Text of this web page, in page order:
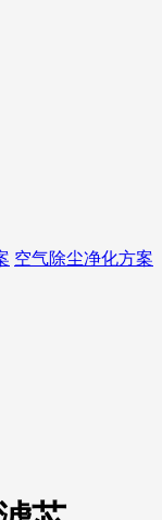
空气除尘净化方案